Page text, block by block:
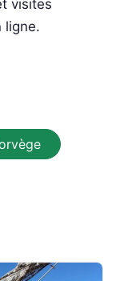
visites
ligne.